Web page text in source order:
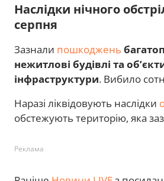
Наслідки нічного
серпня
Зазнали пошкоджень
нежитлові будівлі та
інфраструктури. Вибило
Наразі ліквідовують наслідки
обстежують територію, яка
Реклама